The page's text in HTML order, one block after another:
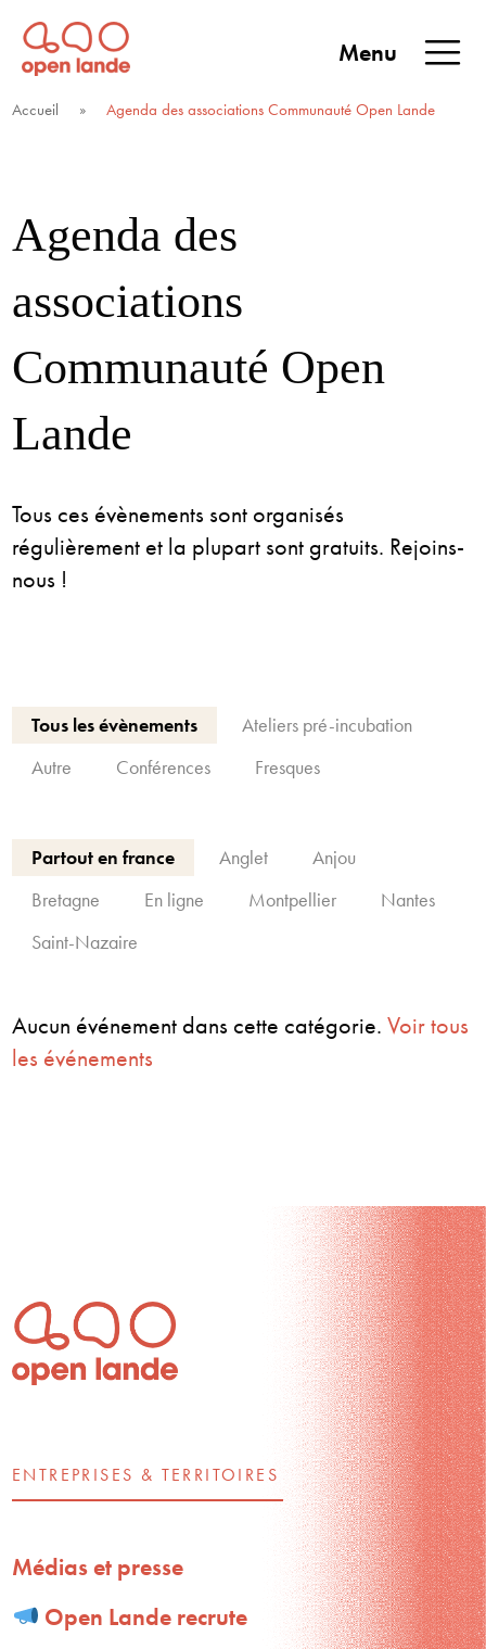
Aller
directement
au
contenu
TERRITOIRES
Open Lande
Entreprises & territoires
Menu
Accueil » Agenda des associations Communauté Open Lande
Agenda des
associations
Communauté Open
Lande
Tous ces évènements sont organisés
régulièrement et la plupart sont gratuits. Rejoins-
nous !
Tous les évènements
Ateliers pré-incubation
Autre
Conférences Fresques
Partout en france Anglet
Anjou
Bretagne
En ligne Montpellier
Nantes
Saint-Nazaire
Aucun événement dans cette catégorie. Voir tous
les événements
ENTREPRISES & TERRITOIRES
Médias et presse
Open Lande recrute